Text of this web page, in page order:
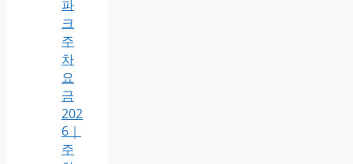
파
크
주
차
요
금
202
6｜
주